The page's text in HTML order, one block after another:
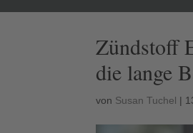
Zündstoff
die lange
von Susan Tuchel |